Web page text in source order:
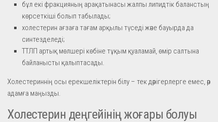
бұл екі фракцияның арақатынасы жалпы липидтік баланстың
көрсеткіші болып табылады;
холестерин ағзаға тағам арқылы түседі және бауырда да
синтезделеді;
ТТЛП артық мөлшері көбіне тұқым қуаламай, өмір салтына
байланысты қалыптасады.
Холестериннің осы ерекшеліктерін білу – тек дәрігерлерге емес, әр
адамға маңызды.
Холестерин деңгейінің жоғары болуы